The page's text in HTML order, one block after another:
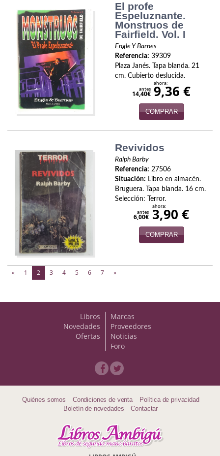
Varios
Viajes
Viajesç
El profe
Espeluznante.
Monstruos de
Fairfield. Vol. I
Engle Y Barnes
Referencia: 39309
Plaza Janés. Tapa blanda. 21
cm. Cubierto deslucida.
antes
14,40€
ahora:
9,36 €
COMPRAR
Revividos
Ralph Barby
Referencia: 27506
Situación: Libro en almacén.
Bruguera. Tapa blanda. 16 cm.
Selección: Terror.
antes
6,00€
ahora:
3,90 €
COMPRAR
« 1 2 (current)
3 4 5 6 7 »
Libros
Novedades
Ofertas
Marcas
Proveedores
Noticias
Foro
Quiénes somos Condiciones de venta
Política de privacidad
Boletín de novedades
Contactar